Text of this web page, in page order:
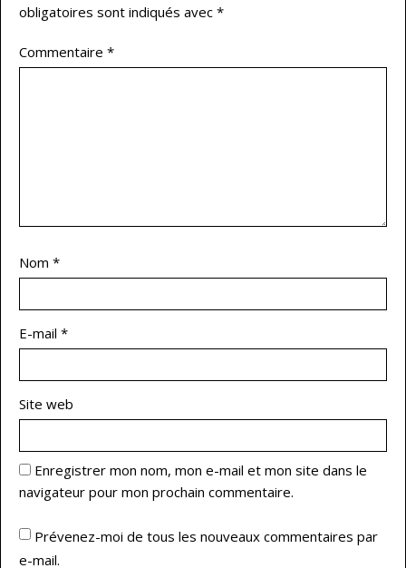
obligatoires sont indiqués avec *
Commentaire *
Nom *
E-mail *
Site web
Enregistrer mon nom, mon e-mail et mon site dans le
navigateur pour mon prochain commentaire.
Prévenez-moi de tous les nouveaux commentaires par
e-mail.